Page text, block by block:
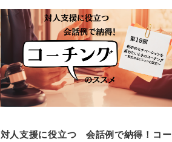
対人支援に役立つ 会話例で納得！コー